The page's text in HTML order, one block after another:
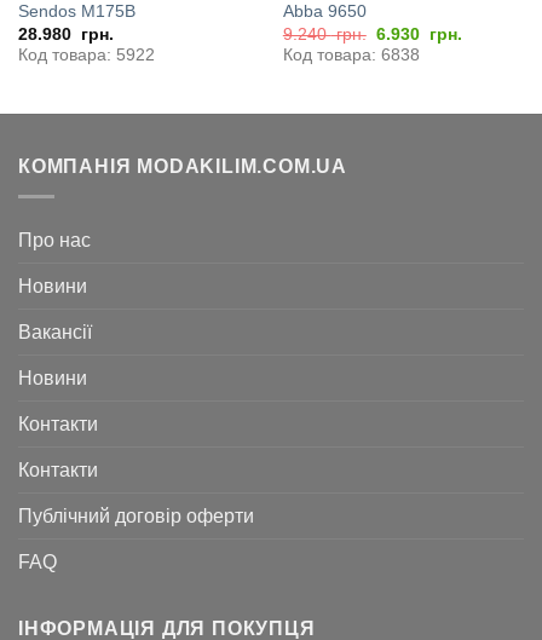
Sendos M175B
28.980 грн.
Код товара: 5922
Abba 9650
9.240грн. Оригінальна
ціна:
9.240
6.930 грн.
Код товара: 6838
КОМПАНІЯ MODAKILIM.COM.UA
Про нас
Новини
Вакансії
Новини
Контакти
Контакти
Публічний договір оферти
FAQ
ІНФОРМАЦІЯ ДЛЯ ПОКУПЦЯ